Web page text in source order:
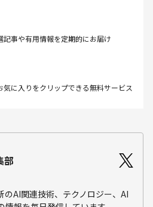
記事や有用情報を定期的にお届け
に入りをクリップできる無料サービス
部
AI関連技術、テクノロジー、AI